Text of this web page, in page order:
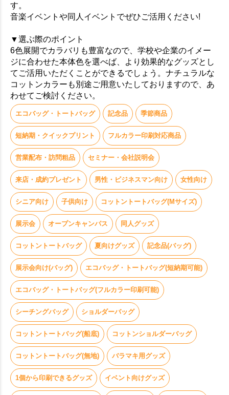
す。
音楽イベントや同人イベントでぜひご活用ください!
▼選ぶ際のポイント
6色展開でカラバリも豊富なので、学校や企業のイメー
ジに合わせた本体色を選べば、より効果的なグッズとし
てご活用いただくことができるでしょう。ナチュラルな
コットンカラーも別途ご用意いたしておりますので、あ
わせてご検討ください。
エコバッグ・トートバッグ 記念品 季節商品
短納期・クイックプリント フルカラー印刷対応商品
営業配布・訪問粗品 セミナー・会社説明会
来店・成約プレゼント 男性・ビジネスマン向け 女性向け
シニア向け 子供向け コットントートバッグ(Mサイズ)
展示会 オープンキャンパス 同人グッズ
コットントートバッグ 夏向けグッズ 記念品(バッグ)
展示会向け(バッグ) エコバッグ・トートバッグ(短納期可能)
エコバッグ・トートバッグ(フルカラー印刷可能)
シーチングバッグ ショルダーバッグ
コットントートバッグ(船底) コットンショルダーバッグ
コットントートバッグ(無地) バラマキ用グッズ
1個から印刷できるグッズ イベント向けグッズ